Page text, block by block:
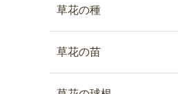
草花の種
草花の苗